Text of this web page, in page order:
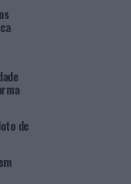
de Participação e
selecionando o tipo
diretamente
orgânicos
de preparação de
com o objetivo
de fertilizante
de uso individual.
de